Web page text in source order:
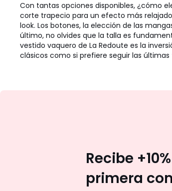
Con tantas opciones disponibles, ¿cómo
corte trapecio para un efecto más
look. Los botones, la elección de las
último, no olvides que la talla es
vestido vaquero de La Redoute es la
clásicos como si prefiere seguir las
Recibe
primera